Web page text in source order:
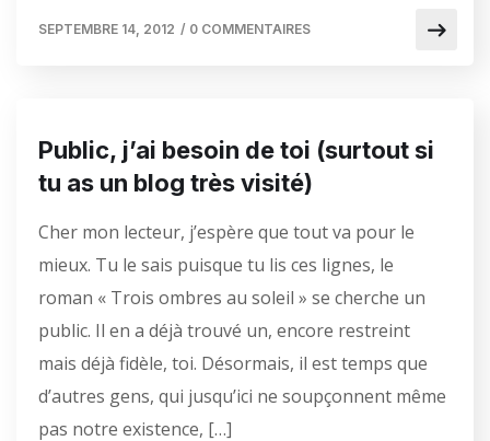
SEPTEMBRE 14, 2012 / 0 COMMENTAIRES
Public, j’ai besoin de toi (surtout si
tu as un blog très visité)
Cher mon lecteur, j’espère que tout va pour le
mieux. Tu le sais puisque tu lis ces lignes, le
roman « Trois ombres au soleil » se cherche un
public. Il en a déjà trouvé un, encore restreint
mais déjà fidèle, toi. Désormais, il est temps que
d’autres gens, qui jusqu’ici ne soupçonnent même
pas notre existence, […]